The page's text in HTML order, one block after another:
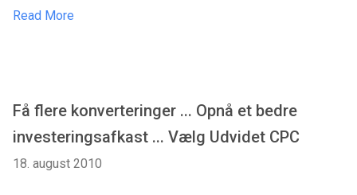
Read More
Få flere konverteringer ... Opnå et bedre
investeringsafkast ... Vælg Udvidet CPC
18. august 2010